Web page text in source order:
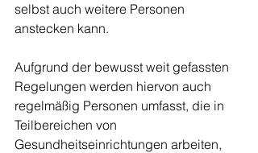
selbst auch weitere Personen
anstecken kann.
Aufgrund der bewusst weit gefassten
Regelungen werden hiervon auch
regelmäßig Personen umfasst, die in
Teilbereichen von
Gesundheitseinrichtungen arbeiten,